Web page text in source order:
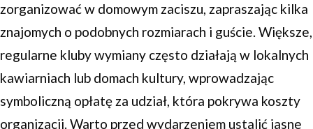
zorganizować w domowym zaciszu, zapraszając kilka
znajomych o podobnych rozmiarach i guście. Większe,
regularne kluby wymiany często działają w lokalnych
kawiarniach lub domach kultury, wprowadzając
symboliczną opłatę za udział, która pokrywa koszty
organizacji. Warto przed wydarzeniem ustalić jasne